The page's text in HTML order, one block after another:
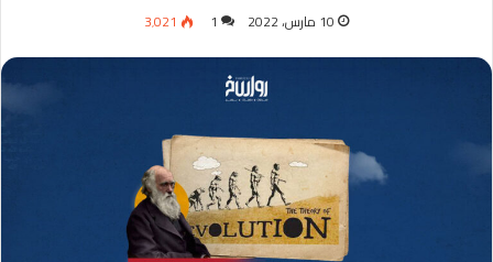
10 مارس، 2022 1 3٬021